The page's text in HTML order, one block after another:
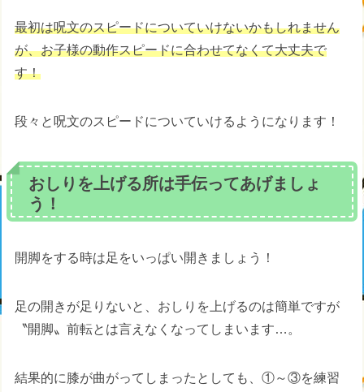
最初は呪文のスピードについていけないかもしれません
が、お子様の動作スピードに合わせてなくて大丈夫で
す！
段々と呪文のスピードについていけるようになります！
おしりを上げる所は手伝ってあげましょ
う！
開脚をする時は足をいっぱい開きましょう！
足の開きが足りないと、おしりを上げるのは簡単ですが
〝開脚〟前転とは言えなくなってしまいます…。
結果的に膝が曲がってしまったとしても、①～③を練習